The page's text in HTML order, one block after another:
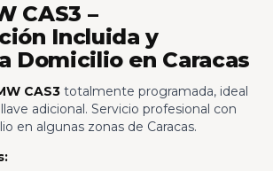
CAS3 –
Incluida y
Domicilio en Caracas
CAS3 totalmente programada, ideal
adicional. Servicio profesional con
en algunas zonas de Caracas.